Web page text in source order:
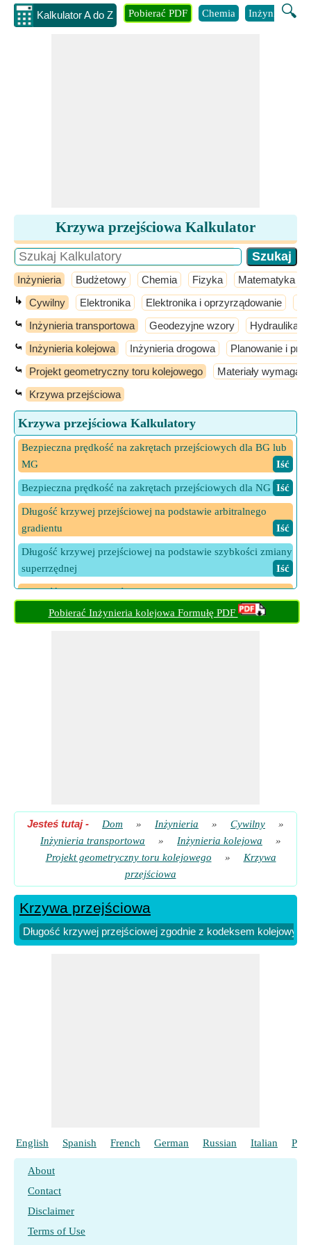
Kalkulator A do Z 🔍
Pobierać PDF Chemia Inżynieria
Krzywa przejściowa Kalkulator
Inżynieria Budżetowy Chemia Fizyka Matematyka
↳ Cywilny Elektronika Elektronika i oprzyrządowanie
⤿ Inżynieria transportowa Geodezyjne wzory Hydraulika i
⤿ Inżynieria kolejowa Inżynieria drogowa Planowanie i
⤿ Projekt geometryczny toru kolejowego Materiały
⤿ Krzywa przejściowa
Krzywa przejściowa Kalkulatory
Bezpieczna prędkość na zakrętach przejściowych dla BG lub
MG
​ Iść
Bezpieczna prędkość na zakrętach przejściowych dla NG ​ Iść
Długość krzywej przejściowej na podstawie arbitralnego
gradientu
​ Iść
Długość krzywej przejściowej na podstawie szybkości zmiany
superrzędnej
​ Iść
Długość krzywej przejściowej w oparciu o tempo zmian
niedoboru przechyłki
Pobierać Inżynieria kolejowa Formułę PDF
Jesteś tutaj- Dom » Inżynieria » Cywilny
»
Inżynieria transportowa
» Inżynieria kolejowa
»
Projekt geometryczny toru kolejowego
»
Krzywa
przejściowa
Krzywa przejściowa
Długość krzywej przejściowej zgodnie z kodeksem kolejowym
English Spanish French German Russian Italian
About
Contact
Disclaimer
Terms of Use